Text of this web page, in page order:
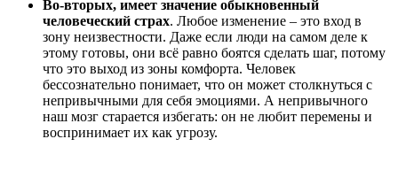
Во-вторых, имеет значение обыкновенный
человеческий страх. Любое изменение – это вход в
зону неизвестности. Даже если люди на самом деле к
этому готовы, они всё равно боятся сделать шаг, потому
что это выход из зоны комфорта. Человек
бессознательно понимает, что он может столкнуться с
непривычными для себя эмоциями. А непривычного
наш мозг старается избегать: он не любит перемены и
воспринимает их как угрозу.